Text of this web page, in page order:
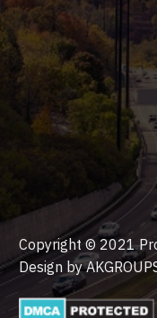
Copyright © 2021
Design by